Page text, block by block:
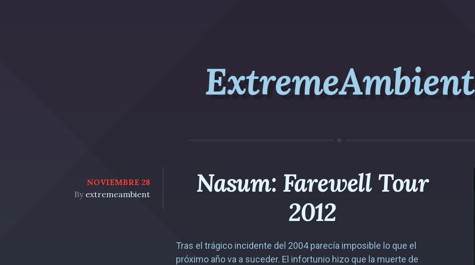
ExtremeAmbient
NOVIEMBRE 28
By extremeambient
Nasum: Farewell Tour
2012
Tras el trágico incidente del 2004 parecía imposible lo que el
próximo año va a suceder. El infortunio hizo que la muerte de